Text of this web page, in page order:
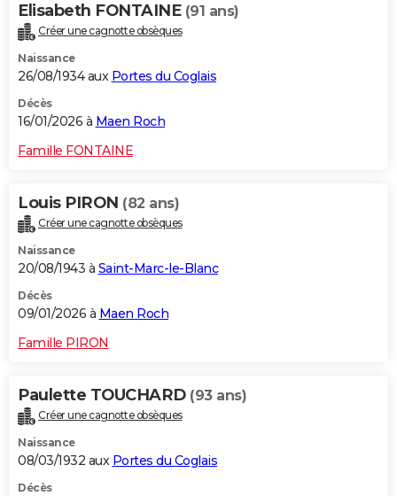
Elisabeth FONTAINE (91 ans)
Créer une cagnotte obsèques
Naissance
26/08/1934 aux Portes du Coglais
Décès
16/01/2026 à Maen Roch
Famille FONTAINE
Louis PIRON (82 ans)
Créer une cagnotte obsèques
Naissance
20/08/1943 à Saint-Marc-le-Blanc
Décès
09/01/2026 à Maen Roch
Famille PIRON
Paulette TOUCHARD (93 ans)
Créer une cagnotte obsèques
Naissance
08/03/1932 aux Portes du Coglais
Décès